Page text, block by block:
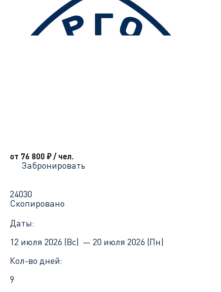
от 76 800 ₽/ чел.
Забронировать
24030
Скопировано
Даты:
12 июля 2026 (Вс) — 20 июля 2026 (Пн)
Кол-во дней:
9